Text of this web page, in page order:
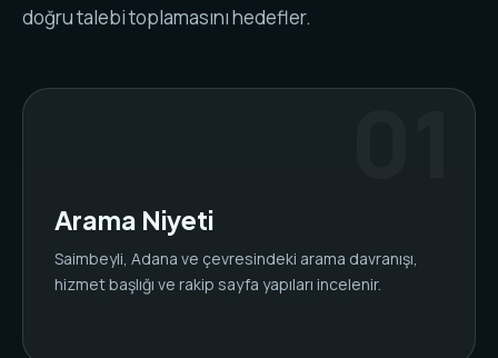
doğru talebi toplamasını hedefler.
Arama Niyeti
Saimbeyli, Adana ve çevresindeki arama davranışı,
hizmet başlığı ve rakip sayfa yapıları incelenir.